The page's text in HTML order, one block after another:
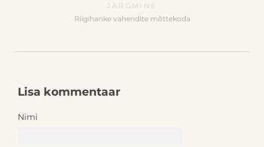
JÄRGMINE
Riigihanke vahendite mõttekoda
Lisa kommentaar
Nimi